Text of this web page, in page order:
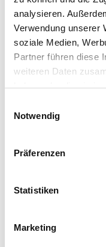
analysieren.
Verwendung unserer
soziale Medien,
Partner führen diese
weiteren Daten
haben oder die sie
Notwendig
Präferenzen
Statistiken
Marketing
Gebinde